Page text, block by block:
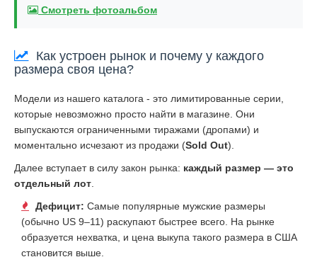
Смотреть фотоальбом
Как устроен рынок и почему у каждого
размера своя цена?
Модели из нашего каталога - это лимитированные серии,
которые невозможно просто найти в магазине. Они
выпускаются ограниченными тиражами (дропами) и
моментально исчезают из продажи (Sold Out).
Далее вступает в силу закон рынка: каждый размер — это
отдельный лот
Дефицит: Самые популярные мужские размеры
(обычно US 9–11) раскупают быстрее всего. На рынке
образуется нехватка, и цена выкупа такого размера в США
становится выше.